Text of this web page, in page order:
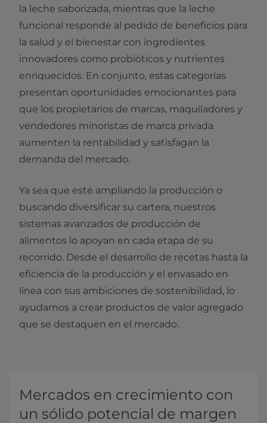
la leche saborizada, mientras que la leche
funcional responde al pedido de beneficios para
la salud y el bienestar con ingredientes
innovadores como probióticos y nutrientes
enriquecidos. En conjunto, estas categorías
presentan oportunidades emocionantes para
que los propietarios de marcas, maquiladores y
vendedores minoristas de marca privada
aumenten la rentabilidad y satisfagan la
demanda del mercado.
Ya sea que esté ampliando la producción o
buscando diversificar su cartera, nuestros
sistemas avanzados de producción de
alimentos lo apoyan en cada etapa de su
recorrido. Desde el desarrollo de recetas hasta la
eficiencia de la producción y el envasado en
línea con sus ambiciones de sostenibilidad, lo
ayudamos a crear productos de valor agregado
que se destaquen en el mercado.
Mercados en crecimiento con
un sólido potencial de margen